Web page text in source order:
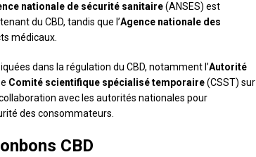
nationale de sécurité sanitaire(ANSES) est
du CBD, tandis que l’Agence nationale des
médicaux.
dans la régulation du CBD, notamment l’Autorité
Comité scientifique spécialisé temporaire(CSST) sur
avec les autorités nationales pour
des consommateurs.
CBD